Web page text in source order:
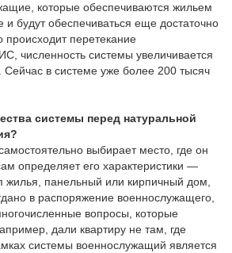
которые обеспечиваются жильем
будут обеспечиваться еще достаточно
происходит перетекание
численность системы увеличивается
Сейчас в системе уже более 200 тысяч
системы перед натуральной
выбирает место, где он
определяет его характеристики —
жилья, панельный или кирпичный дом,
в распоряжение военнослужащего,
вопросы, которые
дали квартиру не там, где
системы военнослужащий является